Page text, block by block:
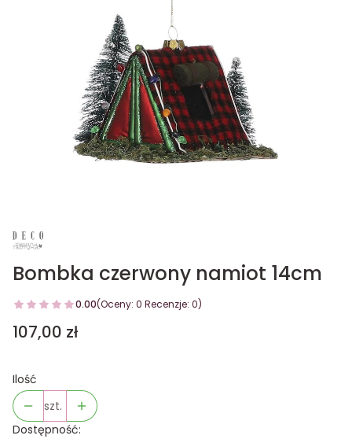
Bombka czerwony namiot 14cm
0.00(Oceny: 0 Recenzje: 0)
Cena
107,00 zł
Ilość
szt.
Dostępność: